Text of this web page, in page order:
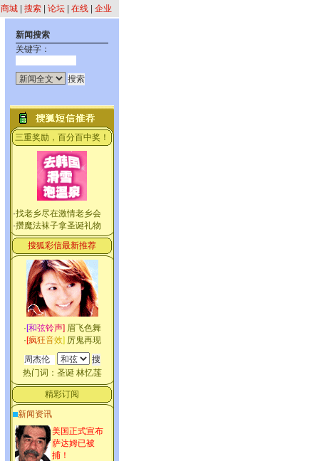
商城 搜索 论坛 在线 企业
新闻搜索
关键字：
三重奖励，百分百中奖！
·找老乡尽在激情老乡会
·攒魔法袜子拿圣诞礼物
搜狐彩信最新推荐
·[和弦铃声] 眉飞色舞
·[疯狂音效] 厉鬼再现
热门词： 圣诞 林忆莲
精彩订阅
新闻资讯
美国正式宣布
萨达姆已被
捕！